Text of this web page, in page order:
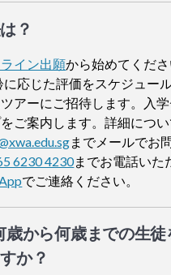
は？
イン出願から始めてくださ
に応じた評価をスケジュー
アーにご招待します。入
ご案内します。詳細につい
までメールでお
6230 4230までお電話いた
でご連絡ください。
から何歳までの生徒
か？